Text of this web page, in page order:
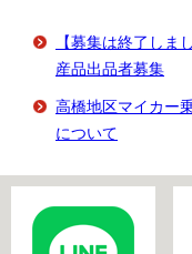
【募集は終了しま
産品出品者募集
高橋地区マイカー
について